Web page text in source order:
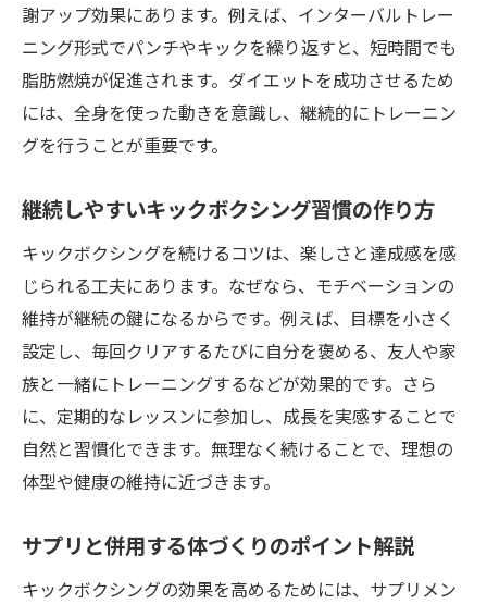
健康維持に最適なキックボクシングの習慣
化法
サプリ併用による体調管理のコツを解説
初心者向けキックボクシングプログラムの
特徴
続けやすい運動習慣を作るコツはここにあ
キックボクシングで得られる健康効果の事
例
運動不足解消ならキックボクシングが最適な理
キックボクシングが運動不足解消に効果的
な理由
全身を動かすキックボクシングの魅力を紹
サプリと組み合わせる運動習慣の続け方
初心者でも始めやすいキックボクシングの
謝アップ効果にあります。例えば、インターバルトレー
ニング形式でパンチやキックを繰り返すと、短時間でも
脂肪燃焼が促進されます。ダイエットを成功させるため
には、全身を使った動きを意識し、継続的にトレーニン
グを行うことが重要です。
継続しやすいキックボクシング習慣の作り方
キックボクシングを続けるコツは、楽しさと達成感を感
じられる工夫にあります。なぜなら、モチベーションの
維持が継続の鍵になるからです。例えば、目標を小さく
設定し、毎回クリアするたびに自分を褒める、友人や家
族と一緒にトレーニングするなどが効果的です。さら
に、定期的なレッスンに参加し、成長を実感することで
自然と習慣化できます。無理なく続けることで、理想の
体型や健康の維持に近づきます。
サプリと併用する体づくりのポイント解説
キックボクシングの効果を高めるためには、サプリメン